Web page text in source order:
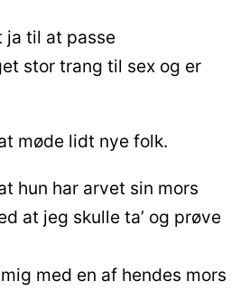
ja til at passe
stor trang til sex og er
møde lidt nye folk.
hun har arvet sin mors
at jeg skulle ta’ og prøve
med en af hendes mors